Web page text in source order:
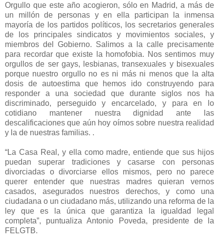
Orgullo que este año acogieron, sólo en Madrid, a más de
un millón de personas y en ella participan la inmensa
mayoría de los partidos políticos, los secretarios generales
de los principales sindicatos y movimientos sociales, y
miembros del Gobierno. Salimos a la calle precisamente
para recordar que existe la homofobia. Nos sentimos muy
orgullos de ser gays, lesbianas, transexuales y bisexuales
porque nuestro orgullo no es ni más ni menos que la alta
dosis de autoestima que hemos ido construyendo para
responder a una sociedad que durante siglos nos ha
discriminado, perseguido y encarcelado, y para en lo
cotidiano mantener nuestra dignidad ante las
descalificaciones que aún hoy oímos sobre nuestra realidad
y la de nuestras familias. .
“La Casa Real, y ella como madre, entiende que sus hijos
puedan superar tradiciones y casarse con personas
divorciadas o divorciarse ellos mismos, pero no parece
querer entender que nuestras madres quieran vernos
casados, asegurados nuestros derechos, y como una
ciudadana o un ciudadano más, utilizando una reforma de la
ley que es la única que garantiza la igualdad legal
completa”, puntualiza Antonio Poveda, presidente de la
FELGTB.